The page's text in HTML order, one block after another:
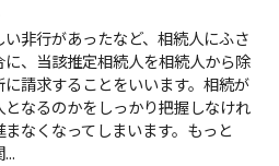
非行があったなど、相続人にふさ
、当該推定相続人を相続人から除
に請求することをいいます。相続が
なるのかをしっかり把握しなけれ
なくなってしまいます。もっと